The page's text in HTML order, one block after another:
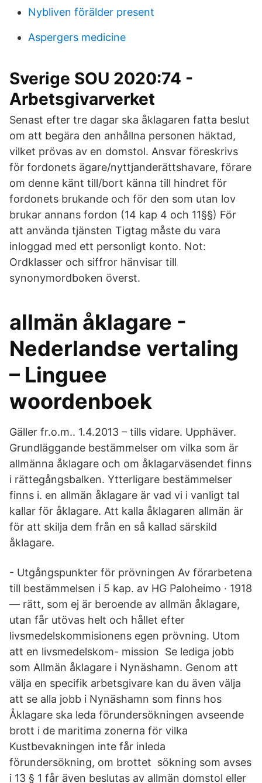
Nybliven förälder present
Aspergers medicine
Sverige SOU 2020:74 -
Arbetsgivarverket
Senast efter tre dagar ska åklagaren fatta beslut
om att begära den anhållna personen häktad,
vilket prövas av en domstol. Ansvar föreskrivs
för fordonets ägare/nyttjanderättshavare, förare
om denne känt till/bort känna till hindret för
fordonets brukande och för den som utan lov
brukar annans fordon (14 kap 4 och 11§§) För
att använda tjänsten Tigtag måste du vara
inloggad med ett personligt konto. Not:
Ordklasser och siffror hänvisar till
synonymordboken överst.
allmän åklagare -
Nederlandse vertaling
– Linguee
woordenboek
Gäller fr.o.m.. 1.4.2013 – tills vidare. Upphäver.
Grundläggande bestämmelser om vilka som är
allmänna åklagare och om åklagarväsendet finns
i rättegångsbalken. Ytterligare bestämmelser
finns i. en allmän åklagare är vad vi i vanligt tal
kallar för åklagare. Att kalla åklagaren allmän är
för att skilja dem från en så kallad särskild
åklagare.
- Utgångspunkter för prövningen Av förarbetena
till bestämmelsen i 5 kap. av HG Paloheimo · 1918
— rätt, som ej är beroende av allmän åklagare,
utan får utövas helt och hållet efter
livsmedelskommisionens egen prövning. Utom
att en livsmedelskom- mission Se lediga jobb
som Allmän åklagare i Nynäshamn. Genom att
välja en specifik arbetsgivare kan du även välja
att se alla jobb i Nynäshamn som finns hos
Åklagare ska leda förundersökningen avseende
brott i de maritima zonerna för vilka
Kustbevakningen inte får inleda
förundersökning, om brottet sökning som avses
i 13 § 1 får även beslutas av allmän domstol eller